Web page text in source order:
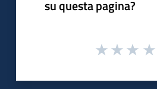
su questa pagina?